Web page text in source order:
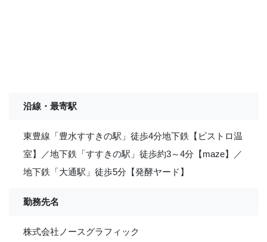
沿線・最寄駅
東豊線「豊水すすきの駅」徒歩4分地下鉄【ビストロ温
室】／地下鉄「すすきの駅」徒歩約3～4分【maze】／
地下鉄「大通駅」徒歩5分【発酵ヤード】
勤務先名
株式会社ノースグラフィック